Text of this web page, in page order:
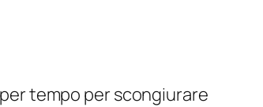
tempo per scongiurare